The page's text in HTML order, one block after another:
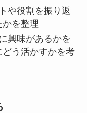
や役割を振り返
かを整理
興味があるかを
う活かすかを考